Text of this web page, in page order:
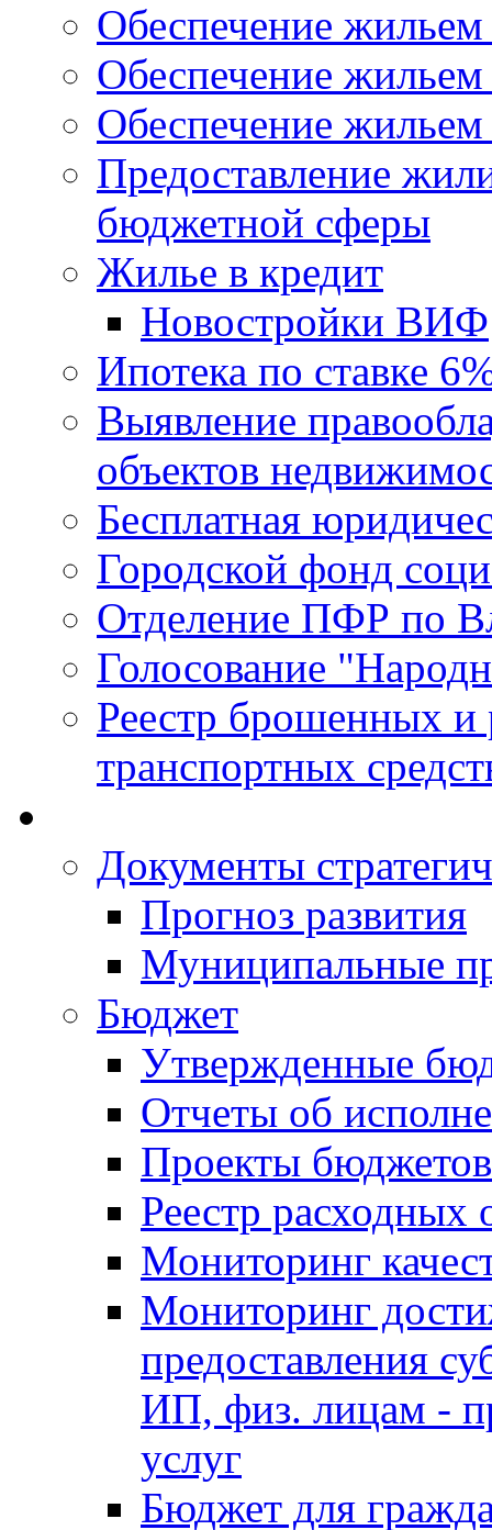
Обеспечение
Обеспечение
Обеспечение жильем
Предоставление
бюджетной сферы
Жилье в кредит
Новостройки ВИФ
Ипотека по ставке
Выявление
объектов
Бесплатная
Городской фонд
Отделение ПФР по
Голосование
Реестр брошенных и
транспортных
Документы
Прогноз развития
Муниципальные
Бюджет
Утвержденные
Отчеты об
Проекты бюджетов
Реестр расходных
Мониторинг
Мониторинг
предоставления
ИП, физ. лицам -
услуг
Бюджет для